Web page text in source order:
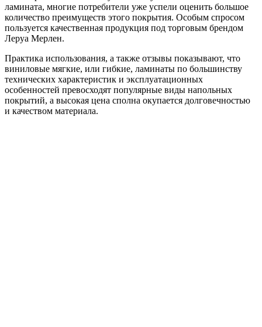
ламината, многие потребители уже успели оценить большое
количество преимуществ этого покрытия. Особым спросом
пользуется качественная продукция под торговым брендом
Леруа Мерлен.
Практика использования, а также отзывы показывают, что
виниловые мягкие, или гибкие, ламинаты по большинству
технических характеристик и эксплуатационных
особенностей превосходят популярные виды напольных
покрытий, а высокая цена сполна окупается долговечностью
и качеством материала.